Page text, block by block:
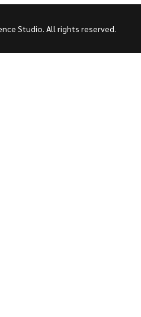
Studio. All rights reserved.